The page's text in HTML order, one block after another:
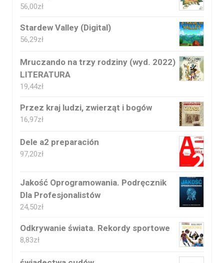
56,00zł
Stardew Valley (Digital)
56,29zł
Mruczando na trzy rodziny (wyd. 2022)
LITERATURA
19,44zł
Przez kraj ludzi, zwierząt i bogów
16,97zł
Dele a2 preparación
97,20zł
Jakość Oprogramowania. Podręcznik
Dla Profesjonalistów
24,50zł
Odkrywanie świata. Rekordy sportowe
8,83zł